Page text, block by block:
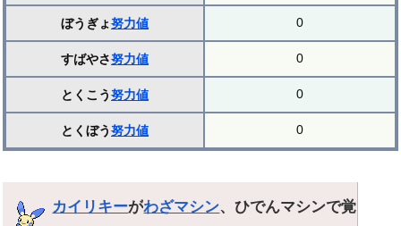
ぼうぎょ努力値 0
すばやさ努力値 0
とくこう努力値 0
とくぼう努力値 0
カイリキーがわざマシン、ひでんマシンで覚